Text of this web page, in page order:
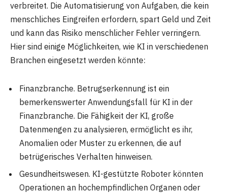
verbreitet. Die Automatisierung von Aufgaben, die kein
menschliches Eingreifen erfordern, spart Geld und Zeit
und kann das Risiko menschlicher Fehler verringern.
Hier sind einige Möglichkeiten, wie KI in verschiedenen
Branchen eingesetzt werden könnte:
Finanzbranche. Betrugserkennung ist ein
bemerkenswerter Anwendungsfall für KI in der
Finanzbranche. Die Fähigkeit der KI, große
Datenmengen zu analysieren, ermöglicht es ihr,
Anomalien oder Muster zu erkennen, die auf
betrügerisches Verhalten hinweisen.
Gesundheitswesen. KI-gestützte Roboter könnten
Operationen an hochempfindlichen Organen oder